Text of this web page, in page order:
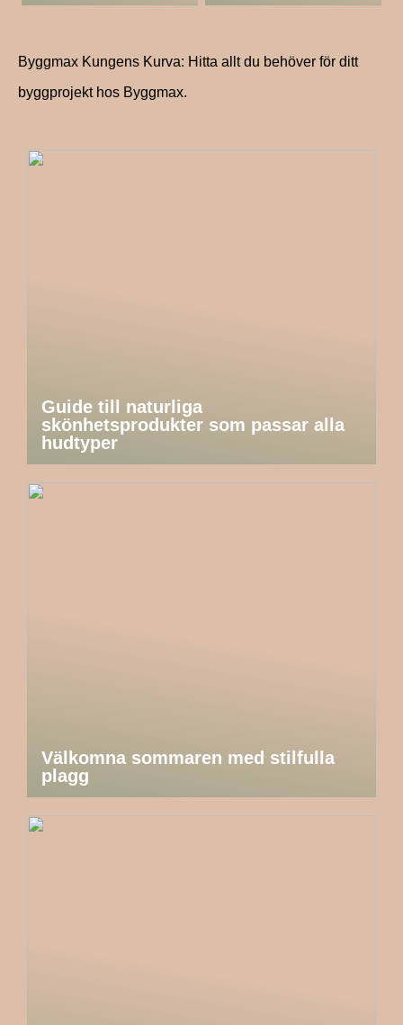
Byggmax Kungens Kurva: Hitta allt du behöver för ditt
byggprojekt hos Byggmax.
Guide till naturliga
skönhetsprodukter som passar alla
hudtyper
Välkomna sommaren med stilfulla
plagg